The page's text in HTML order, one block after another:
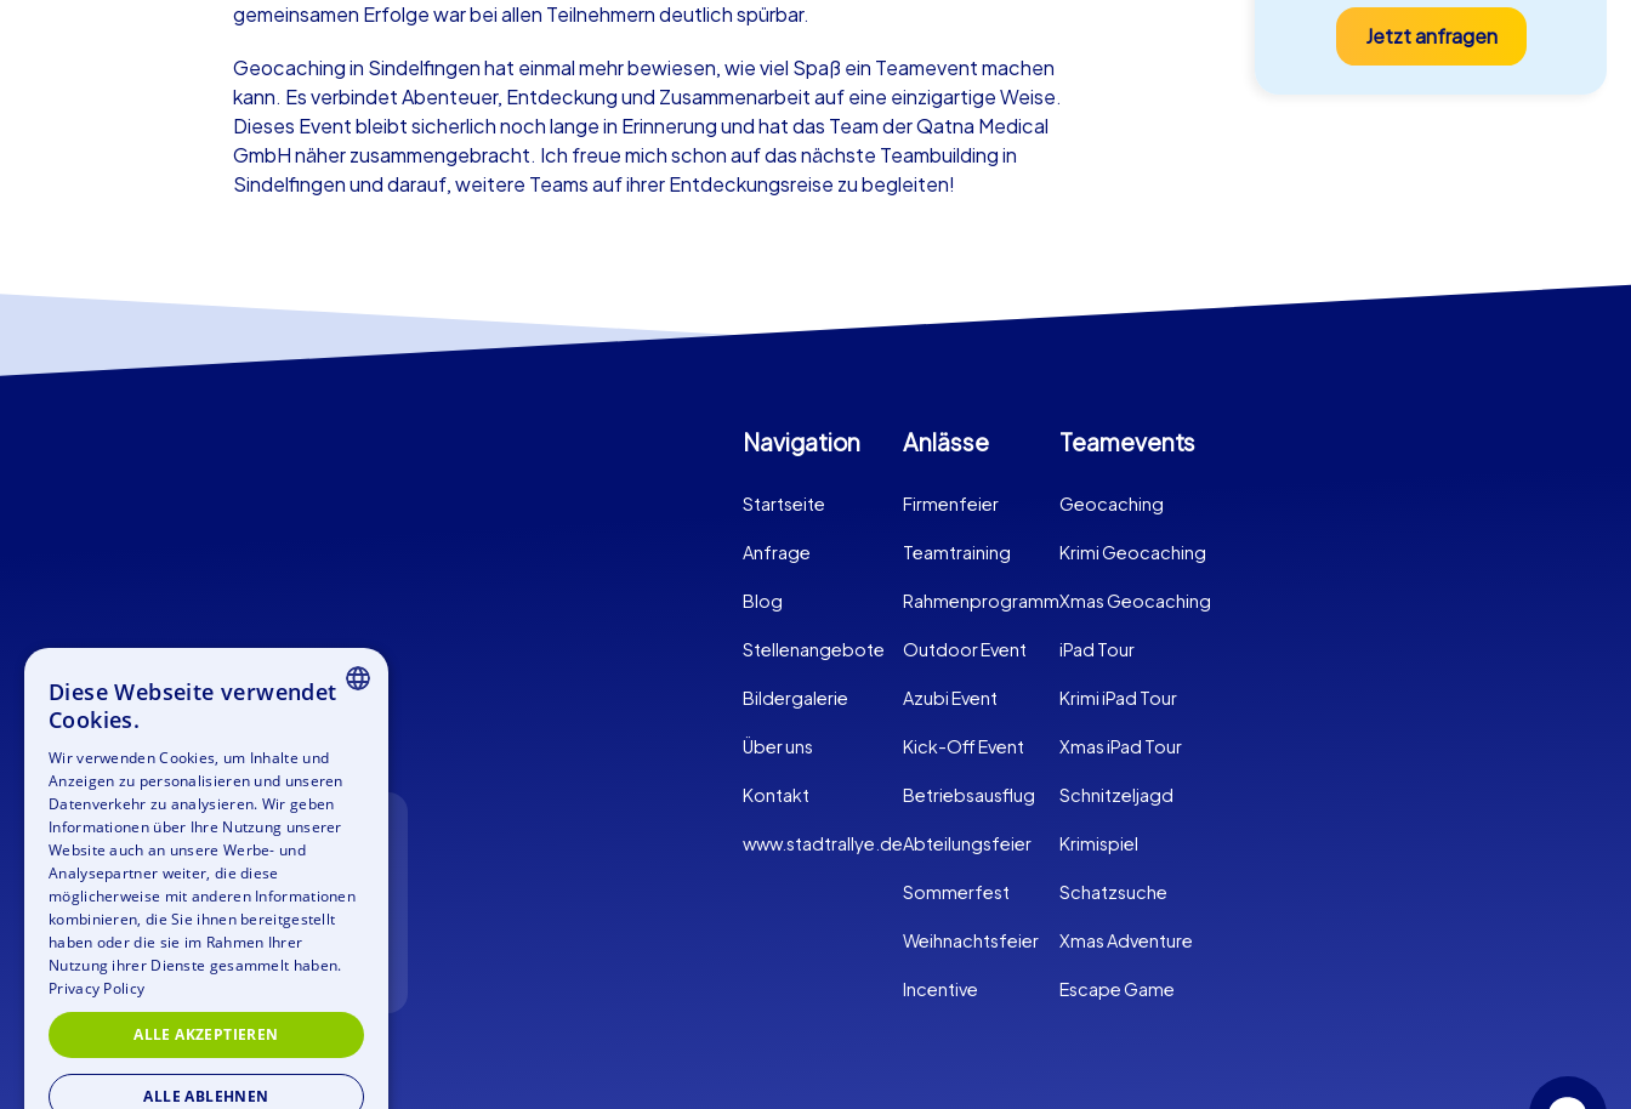
gemeinsamen Erfolge war bei allen Teilnehmern deutlich spürbar.
Geocaching in Sindelfingen hat einmal mehr bewiesen, wie viel Spaß ein Teamevent machen
kann. Es verbindet Abenteuer, Entdeckung und Zusammenarbeit auf eine einzigartige Weise.
Dieses Event bleibt sicherlich noch lange in Erinnerung und hat das Team der Qatna Medical
GmbH näher zusammengebracht. Ich freue mich schon auf das nächste Teambuilding in
Sindelfingen und darauf, weitere Teams auf ihrer Entdeckungsreise zu begleiten!
Jetzt anfragen
Navigation
Startseite
Anfrage
Blog
Stellenangebote
Bildergalerie
Über uns
Kontakt
www.stadtrallye.de
Anlässe
Firmenfeier
Teamtraining
Rahmenprogramm
Outdoor Event
Azubi Event
Kick-Off Event
Betriebsausflug
Abteilungsfeier
Sommerfest
Weihnachtsfeier
Incentive
Teamevents
Geocaching
Krimi Geocaching
Xmas Geocaching
iPad Tour
Krimi iPad Tour
Xmas iPad Tour
Schnitzeljagd
Krimispiel
Schatzsuche
Xmas Adventure
Escape Game
GERMAN
SPANISH
ITALIAN
DUTCH
Diese Webseite verwendet
Cookies.
Wir verwenden Cookies, um Inhalte und
Anzeigen zu personalisieren und unseren
Datenverkehr zu analysieren. Wir geben
Informationen über Ihre Nutzung unserer
Website auch an unsere Werbe- und
Analysepartner weiter, die diese
möglicherweise mit anderen Informationen
kombinieren, die Sie ihnen bereitgestellt
haben oder die sie im Rahmen Ihrer
Nutzung ihrer Dienste gesammelt haben.
Privacy Policy
ALLE AKZEPTIEREN
ALLE ABLEHNEN